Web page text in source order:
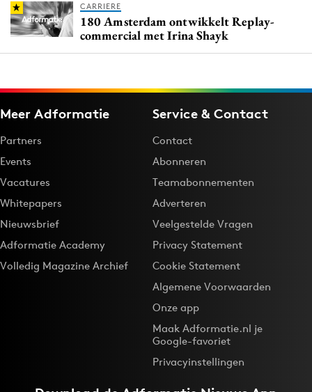
CARRIERE
180 Amsterdam ontwikkelt Replay-
commercial met Irina Shayk
Meer Adformatie
Partners
Events
Vacatures
Whitepapers
Nieuwsbrief
Adformatie Academy
Volledig Magazine Archief
Service & Contact
Contact
Abonneren
Teamabonnementen
Adverteren
Veelgestelde Vragen
Privacy Statement
Cookie Statement
Algemene Voorwaarden
Onze app
Maak Adformatie.nl je
Google-favoriet
Privacyinstellingen